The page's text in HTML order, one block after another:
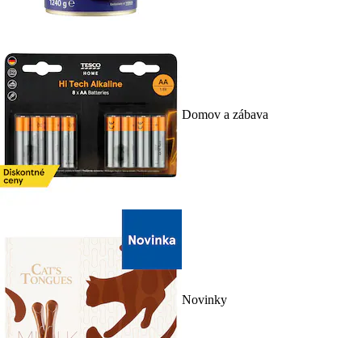
Domov a zábava
Novinky